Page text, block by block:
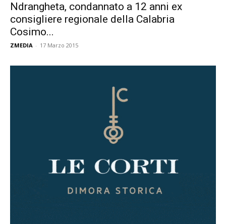
Ndrangheta, condannato a 12 anni ex
consigliere regionale della Calabria
Cosimo...
ZMEDIA - 17 Marzo 2015